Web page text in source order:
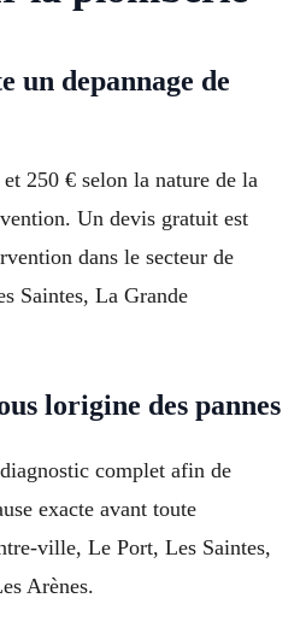
un depannage de
250 € selon la nature de la
Un devis gratuit est
dans le secteur de
Saintes, La Grande
lorigine des pannes
complet afin de
exacte avant toute
ville, Le Port, Les Saintes,
Arènes.